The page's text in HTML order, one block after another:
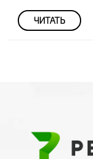
ЧИТАТЬ